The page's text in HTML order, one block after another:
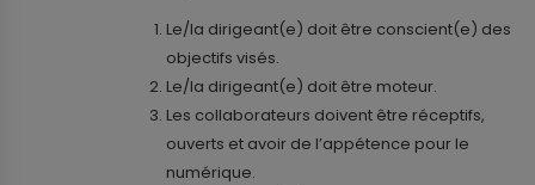
Le/la dirigeant(e) doit être conscient(e) des
objectifs visés.
Le/la dirigeant(e) doit être moteur.
Les collaborateurs doivent être réceptifs,
ouverts et avoir de l’appétence pour le
numérique.